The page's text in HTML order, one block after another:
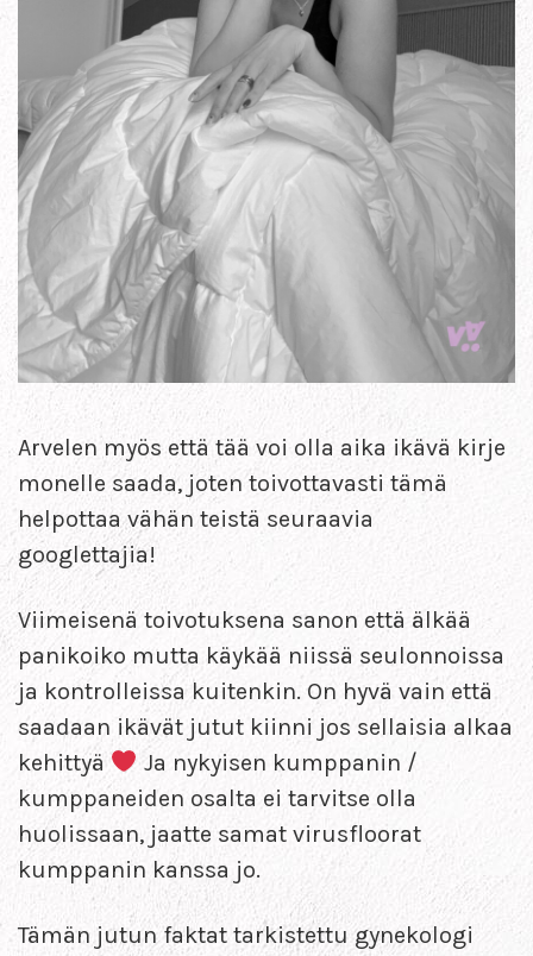
Arvelen myös että tää voi olla aika ikävä kirje
monelle saada, joten toivottavasti tämä
helpottaa vähän teistä seuraavia
googlettajia!
Viimeisenä toivotuksena sanon että älkää
panikoiko mutta käykää niissä seulonnoissa
ja kontrolleissa kuitenkin. On hyvä vain että
saadaan ikävät jutut kiinni jos sellaisia alkaa
kehittyä
Ja nykyisen kumppanin /
kumppaneiden osalta ei tarvitse olla
huolissaan, jaatte samat virusfloorat
kumppanin kanssa jo.
Tämän jutun faktat tarkistettu gynekologi